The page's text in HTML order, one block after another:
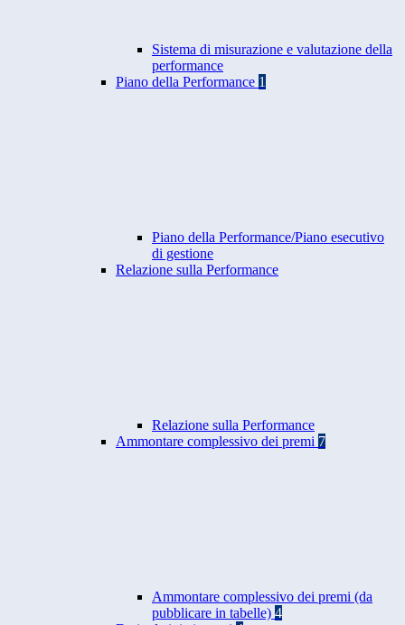
Sistema di misurazione e valutazione della
performance
Piano della Performance 1
Piano della Performance/Piano esecutivo
di gestione
Relazione sulla Performance
Relazione sulla Performance
Ammontare complessivo dei premi 7
Ammontare complessivo dei premi (da
pubblicare in tabelle) 4